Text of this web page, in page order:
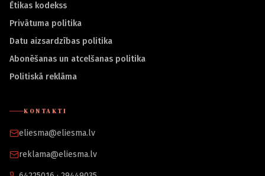
Ētikas kodekss
Privātuma politika
Datu aizsardzības politika
Abonēšanas un atcelšanas politika
Politiskā reklāma
KONTAKTI
eliesma@eliesma.lv
reklama@eliesma.lv